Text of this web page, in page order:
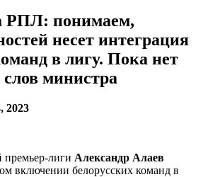
РПЛ: понимаем,
несет интеграция
в лигу. Пока нет
министра
2023
премьер-лиги Александр Алаев
включении белорусских команд в